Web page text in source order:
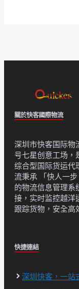
關於快客國際物流
深圳市快客国际物
号七星创意工场，
综合型国际货运代
流秉承 「快人一
的物流信息管理系
接，实时监控越洋
跟踪货物，安全高
快捷連結
深圳快客，一站